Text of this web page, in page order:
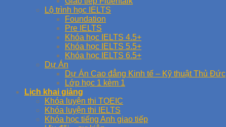
Lộ trình học IELTS
Foundation
Pre IELTS
Khóa học IELTS 4.5+
Khóa học IELTS 5.5+
Khóa học IELTS 6.5+
Dự Án
Dự Án Cao đẳng Kinh tế – Kỹ thuật Thủ Đức
Lớp học 1 kèm 1
Lịch khai giảng
Khóa luyện thi TOEIC
Khóa luyện thi IELTS
Khóa học tiếng Anh giao tiếp